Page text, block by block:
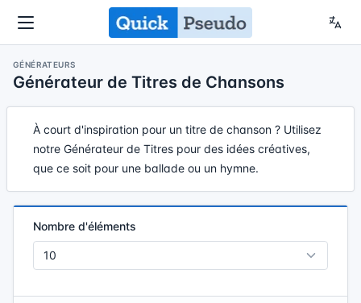
GÉNÉRATEURS
Générateur de Titres de Chansons
À court d'inspiration pour un titre de chanson ? Utilisez
notre Générateur de Titres pour des idées créatives,
que ce soit pour une ballade ou un hymne.
Nombre d'éléments